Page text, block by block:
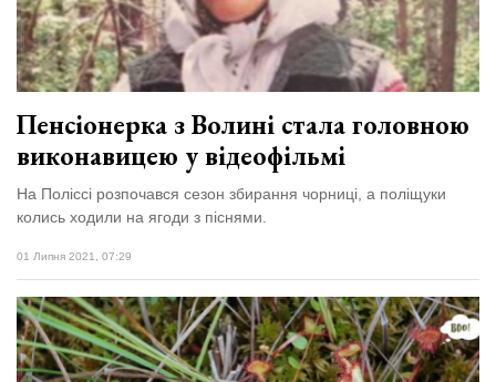
залишив у
Луцьку
три...
27 Липня 2026
701 переглядів
Персона
Лайф
ZONE 18+
Контакти
Політика конфіденційності
Пенсіонерка з Волині стала головною
виконавицею у відеофільмі
На Поліссі розпочався сезон збирання чорниці, а поліщуки
колись ходили на ягоди з піснями.
01 Липня 2021, 07:29